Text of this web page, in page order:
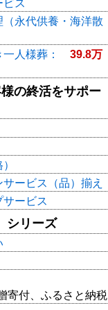
ビス
（永代供養・海洋散
人様葬：
39.8万
の終活をサポー
ービス（品）揃え
ービス
シリーズ
寄付、ふるさと納税